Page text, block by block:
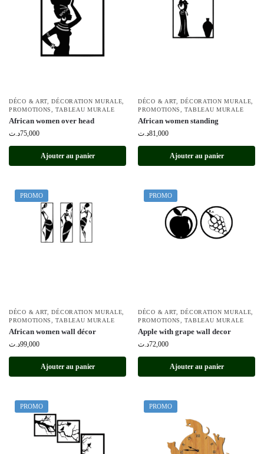
DÉCO & ART ,DÉCORATION MURALE
PROMOTIONS
,TABLEAU MURALE
African women over head
75,000د.ت
Ajouter au panier
DÉCO & ART ,DÉCORATION MURALE
PROMOTIONS
,TABLEAU MURALE
African women standing
81,000د.ت
Ajouter au panier
PROMO
DÉCO & ART ,DÉCORATION MURALE
PROMOTIONS
,TABLEAU MURALE
African women wall décor
99,000د.ت
Ajouter au panier
PROMO
DÉCO & ART ,DÉCORATION MURALE
PROMOTIONS
,TABLEAU MURALE
Apple with grape wall decor
72,000د.ت
Ajouter au panier
PROMO PROMO